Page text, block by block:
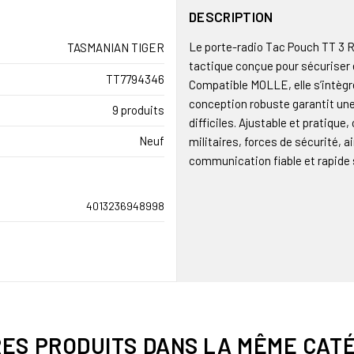
TASMANIAN TIGER
TT7794346
9 produits
Neuf
4013236948998
DESCRIPTION
Le porte-radio Tac Pouch TT 3
tactique conçue pour
Compatible MOLLE, elle
conception robuste garantit
difficiles. Ajustable et
militaires, forces de sécurité,
communication fiable et rapide
PRODUITS DANS LA MÊME